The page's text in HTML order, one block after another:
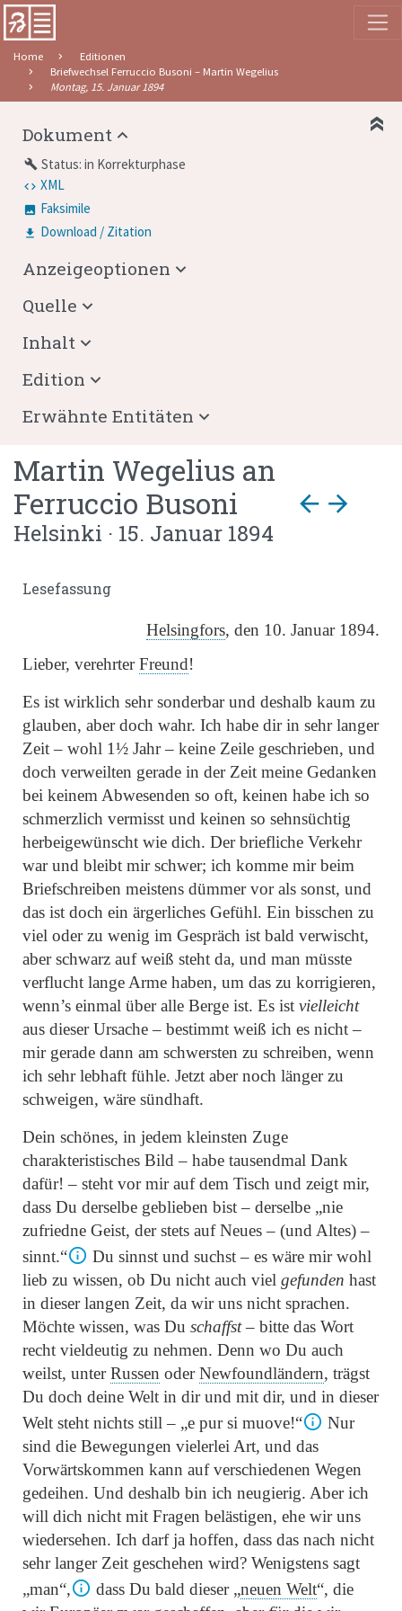
Home
Editionen
Briefwechsel Ferruccio Busoni – Martin Wegelius
Montag, 15. Januar 1894
Martin Wegelius an
Ferruccio Busoni
arrow_back arrow_forward
Helsinki · 15. Januar 1894
Lesefassung
Helsingfors, den 10. Januar 1894.
Lieber, verehrterFreund!
Es ist wirklich sehr sonderbar und deshalb kaum zu
glauben, aber doch wahr. Ich habe dir in sehr langer
Zeit – wohl 1½ Jahr – keine Zeile geschrieben, und
doch verweilten gerade in der Zeit meine Gedanken
bei keinem Abwesenden so oft, keinen habe ich so
schmerzlich vermisst und keinen so sehnsüchtig
herbeigewünscht wie dich. Der briefliche Verkehr
war und bleibt mir schwer; ich komme mir beim
Briefschreiben meistens dümmer vor als sonst, und
das ist doch ein ärgerliches Gefühl. Ein bisschen zu
viel oder zu wenig im Gespräch ist bald verwischt,
aber schwarz auf weiß steht da, und man müsste
verflucht lange Arme haben, um das zu korrigieren,
wenn’s einmal über alle Berge ist. Es ist vielleicht
aus dieser Ursache – bestimmt weiß ich es nicht –
mir gerade dann am schwersten zu schreiben, wenn
ich sehr lebhaft fühle. Jetzt aber noch länger zu
schweigen, wäre sündhaft.
Dein schönes, in jedem kleinsten Zuge
charakteristisches Bild – habe tausendmal Dank
dafür! – steht vor mir auf dem Tisch und zeigt mir,
dass Du derselbe geblieben bist – derselbe „nie
zufriedne Geist, der stets auf Neues – (und Altes) –
sinnt.“
Du sinnst und suchst – es wäre mir wohl
lieb zu wissen, ob Du nicht auch viel gefunden hast
in dieser langen Zeit, da wir uns nicht sprachen.
Möchte wissen, was Du schaffst– bitte das Wort
recht vieldeutig zu nehmen. Denn wo Du auch
weilst, unterRussen oderNewfoundländern, trägst
Du doch deine Welt in dir und mit dir, und in dieser
Welt steht nichts still – „e pur si muove!“
Nur
sind die Bewegungen vielerlei Art, und das
Vorwärtskommen kann auf verschiedenen Wegen
gedeihen. Und deshalb bin ich neugierig. Aber ich
will dich nicht mit Fragen belästigen, ehe wir uns
wiedersehen. Ich darf ja hoffen, dass das nach nicht
sehr langer Zeit geschehen wird? Wenigstens sagt
„man“, dass Du bald dieser „neuen Welt“, die
Dokument
build Status: in Korrekturphase
XML
Faksimile
Download / Zitation
Anzeigeoptionen
Quelle
Inhalt
Edition
Erwähnte Entitäten